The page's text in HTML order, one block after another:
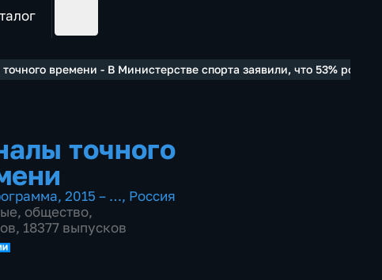
времени - В Министерстве спорта заявили, что 53%
точного
, 2015 – …, Россия
, общество,
18377 выпусков